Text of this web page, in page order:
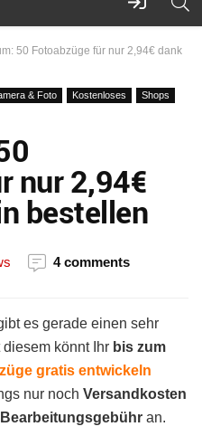
50 Fotoabzüge für nur 2,94€ dank
& Foto Kostenloses
Shops
nur 2,94€
bestellen
4 comments
es gerade einen sehr
diesem könnt Ihr bis zum
gratis entwickeln
nur noch Versandkosten
Bearbeitungsgebühr an.